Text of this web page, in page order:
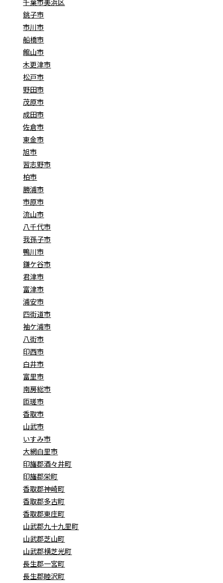
千葉市美浜区
銚子市
市川市
船橋市
館山市
木更津市
松戸市
野田市
茂原市
成田市
佐倉市
東金市
旭市
習志野市
柏市
勝浦市
市原市
流山市
八千代市
我孫子市
鴨川市
鎌ケ谷市
君津市
富津市
浦安市
四街道市
袖ケ浦市
八街市
印西市
白井市
富里市
南房総市
匝瑳市
香取市
山武市
いすみ市
大網白里市
印旛郡酒々井町
印旛郡栄町
香取郡神崎町
香取郡多古町
香取郡東庄町
山武郡九十九里町
山武郡芝山町
山武郡横芝光町
長生郡一宮町
長生郡睦沢町